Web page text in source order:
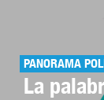
PANORAMA
La